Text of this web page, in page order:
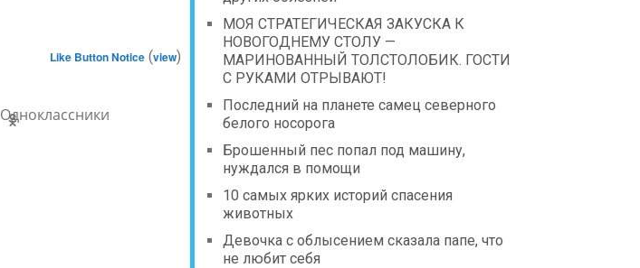
Like Button Notice (view)
Одноклассники
МОЯ СТРАТЕГИЧЕСКАЯ ЗАКУСКА К
НОВОГОДНЕМУ СТОЛУ —
МАРИНОВАННЫЙ ТОЛСТОЛОБИК. ГОСТИ
С РУКАМИ ОТРЫВАЮТ!
Последний на планете самец северного
белого носорога
Брошенный пес попал под машину,
нуждался в помощи
10 самых ярких историй спасения
животных
Девочка с облысением сказала папе, что
не любит себя